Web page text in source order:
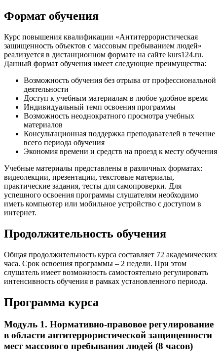
Формат обучения
Курс повышения квалификации «Антитеррористическая
защищенность объектов с массовым пребыванием людей»
реализуется в дистанционном формате на сайте kurs124.ru.
Данный формат обучения имеет следующие преимущества:
Возможность обучения без отрыва от профессиональной
деятельности
Доступ к учебным материалам в любое удобное время
Индивидуальный темп освоения программы
Возможность неоднократного просмотра учебных
материалов
Консультационная поддержка преподавателей в течение
всего периода обучения
Экономия времени и средств на проезд к месту обучения
Учебные материалы представлены в различных форматах:
видеолекции, презентации, текстовые материалы,
практические задания, тесты для самопроверки. Для
успешного освоения программы слушателям необходимо
иметь компьютер или мобильное устройство с доступом в
интернет.
Продолжительность обучения
Общая продолжительность курса составляет 72 академических
часа. Срок освоения программы – 2 недели. При этом
слушатель имеет возможность самостоятельно регулировать
интенсивность обучения в рамках установленного периода.
Программа курса
Модуль 1. Нормативно-правовое регулирование
в области антитеррористической защищенности
мест массового пребывания людей (8 часов)